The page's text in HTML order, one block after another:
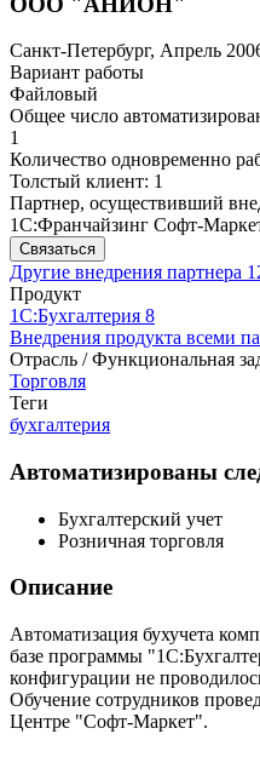
Санкт-Петербург, Апрель
Вариант работы
Файловый
Общее число
1
Количество одновременно
Толстый клиент: 1
Партнер, осуществивший
1С:Франчайзинг Софт-
Связаться
Другие внедрения партнера
Продукт
1С:Бухгалтерия 8
Внедрения продукта всеми
Отрасль / Функциональная
Торговля
Теги
бухгалтерия
Автоматизированы
Бухгалтерский учет
Розничная торговля
Описание
Автоматизация бухучета
базе программы
конфигурации не
Обучение сотрудников
Центре "Софт-Маркет".